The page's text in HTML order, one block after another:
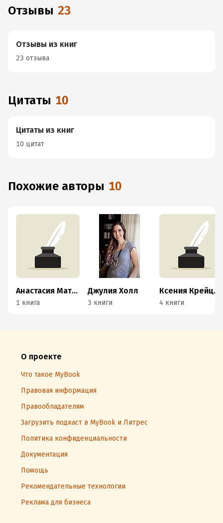
Отзывы 23
Отзывы из книг
23 отзыва
Цитаты 10
Цитаты из книг
10 цитат
Похожие авторы 10
Анастасия Матвийчук (Энн Постол)
1 книга
Джулия Холл
3 книги
Ксения Крейцер
4 книги
О проекте
Что такое MyBook
Правовая информация
Правообладателям
Загрузить подкаст в MyBook и Литрес
Политика конфиденциальности
Документация
Помощь
Рекомендательные технологии
Реклама для бизнеса